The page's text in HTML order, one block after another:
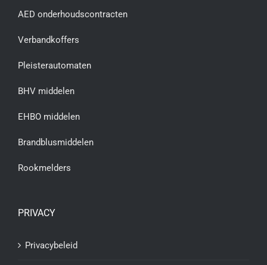
AED onderhoudscontracten
Verbandkoffers
Pleisterautomaten
BHV middelen
EHBO middelen
Brandblusmiddelen
Rookmelders
PRIVACY
Privacybeleid